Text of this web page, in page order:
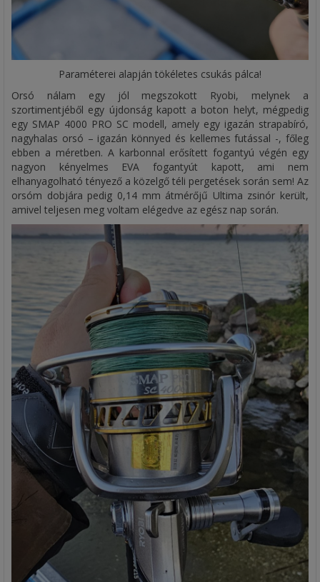
Paraméterei alapján tökéletes csukás pálca!
Orsó nálam egy jól megszokott Ryobi, melynek a
szortimentjéből egy újdonság kapott a boton helyt, mégpedig
egy SMAP 4000 PRO SC modell, amely egy igazán strapabíró,
nagyhalas orsó – igazán könnyed és kellemes futással -, főleg
ebben a méretben. A karbonnal erősített fogantyú végén egy
nagyon kényelmes EVA fogantyút kapott, ami nem
elhanyagolható tényező a közelgő téli pergetések során sem! Az
orsóm dobjára pedig 0,14 mm átmérőjű Ultima zsinór került,
amivel teljesen meg voltam elégedve az egész nap során.